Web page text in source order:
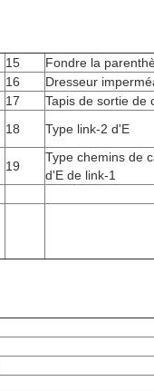
15
Fondre la
16
Dresseur
17
Tapis de sortie de
18 Type link-2 d'E
19
Type chemins de
d'E de link-1